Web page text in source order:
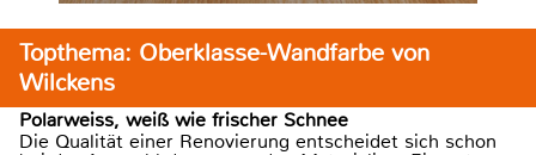
Topthema: Oberklasse-Wandfarbe von
Wilckens
Polarweiss, weiß wie frischer Schnee
Die Qualität einer Renovierung entscheidet sich schon